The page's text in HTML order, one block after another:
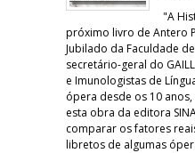
"A
próximo livro de Antero
Jubilado da Faculdade
secretário-geral do
e Imunologistas de
ópera desde os 10
esta obra da editora
comparar os fatores
libretos de algumas